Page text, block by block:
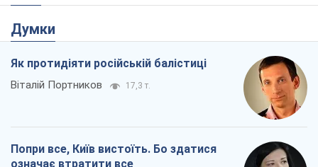
Думки
Як протидіяти російській балістиці
Віталій Портников 17,3 т.
Попри все, Київ вистоїть. Бо здатися
означає втратити все